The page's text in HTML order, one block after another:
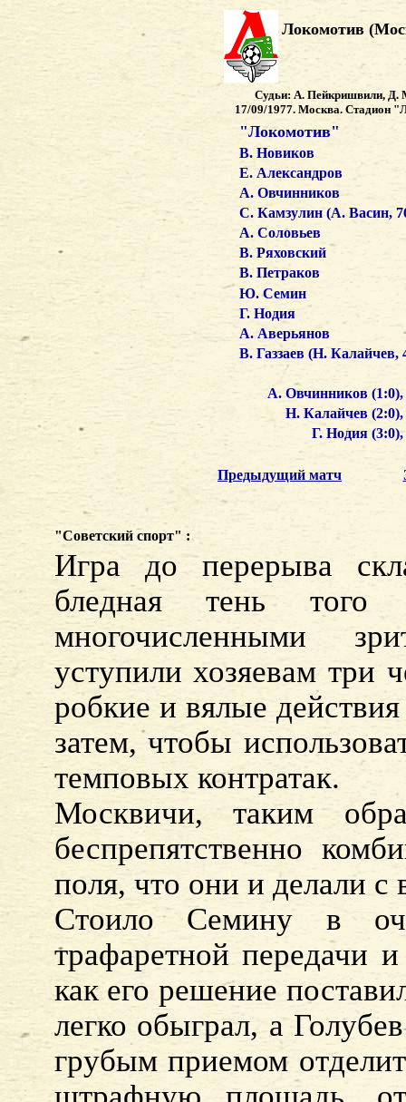
Локомотив
Судьи: А. Пейкришвили, Д.
17/09/1977. Москва. Стадион
"Локомотив"
В. Новиков
Е. Александров
А. Овчинников
С. Камзулин (А. Васин,
А. Соловьев
В. Ряховский
В. Петраков
Ю. Семин
Г. Нодия
А. Аверьянов
В. Газзаев (Н. Калайчев,
А. Овчинников (1:0),
Н. Калайчев (2:0),
Г. Нодия (3:0),
Предыдущий матч
"Советский спорт" :
Игра до перерыва
бледная тень того
многочисленными
уступили хозяевам три
робкие и вялые
затем, чтобы
темповых контратак.
Москвичи, таким
беспрепятственно
поля, что они и делали
Стоило Семину в
трафаретной передачи
как его решение
легко обыграл, а
грубым приемом